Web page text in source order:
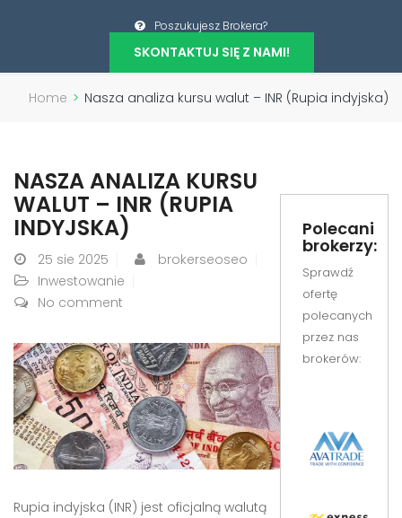
Poszukujesz Brokera?
SKONTAKTUJ SIĘ Z NAMI!
Home > Nasza analiza kursu walut – INR (Rupia indyjska)
NASZA ANALIZA KURSU
WALUT – INR (RUPIA
INDYJSKA)
25 sie 2025
brokerseoseo
Inwestowanie
No comment
Rupia indyjska (INR) jest oficjalną walutą
Polecani
brokerzy:
Sprawdź
ofertę
polecanych
przez nas
brokerów: